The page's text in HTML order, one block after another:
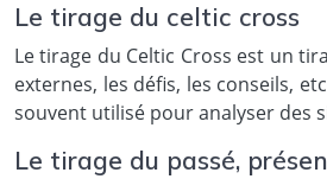
Le tirage du celtic cross
Le tirage du Celtic Cross est un
externes, les défis, les conseils,
souvent utilisé pour analyser des
Le tirage du passé,